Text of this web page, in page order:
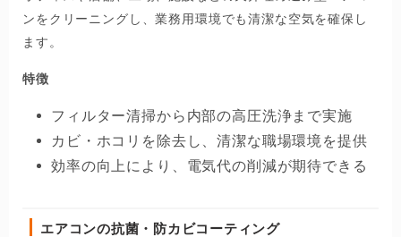
ンをクリーニングし、業務用環境でも清潔な空気を確保し
ます。
特徴
フィルター清掃から内部の高圧洗浄まで実施
カビ・ホコリを除去し、清潔な職場環境を提供
効率の向上により、電気代の削減が期待できる
エアコンの抗菌・防カビコーティング